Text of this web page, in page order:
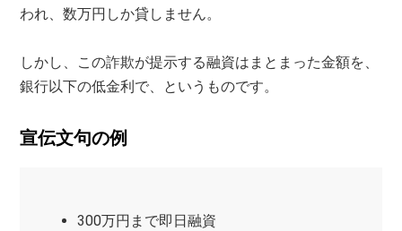
われ、数万円しか貸しません。
しかし、この詐欺が提示する融資はまとまった金額を、
銀行以下の低金利で、というものです。
宣伝文句の例
300万円まで即日融資